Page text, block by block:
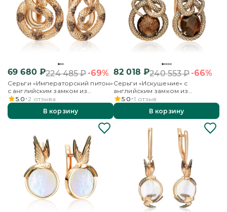
69 680₽224 485₽-69%
Серьги «Императорский питон»
с английским замком из
красного золота с фианитами
5.0 2 отзыва
В корзину
82 018 ₽240 553₽-66%
Серьги «Искушение» с
английским замком из
красного золота с кварцем
дымчатым
5.0 1 отзыв
В корзину